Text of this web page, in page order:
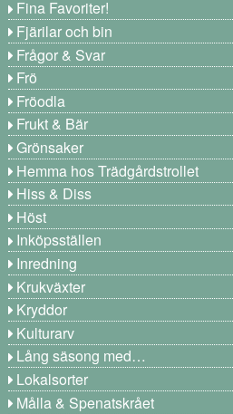
Fina Favoriter!
Fjärilar och bin
Frågor & Svar
Frö
Fröodla
Frukt & Bär
Grönsaker
Hemma hos Trädgårdstrollet
Hiss & Diss
Höst
Inköpsställen
Inredning
Krukväxter
Kryddor
Kulturarv
Lång säsong med…
Lokalsorter
Målla & Spenatskrået